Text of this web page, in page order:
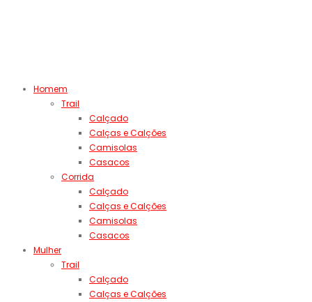
Homem
Trail
Calçado
Calças e Calções
Camisolas
Casacos
Corrida
Calçado
Calças e Calções
Camisolas
Casacos
Mulher
Trail
Calçado
Calças e Calções